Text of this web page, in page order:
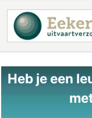
Heb je een